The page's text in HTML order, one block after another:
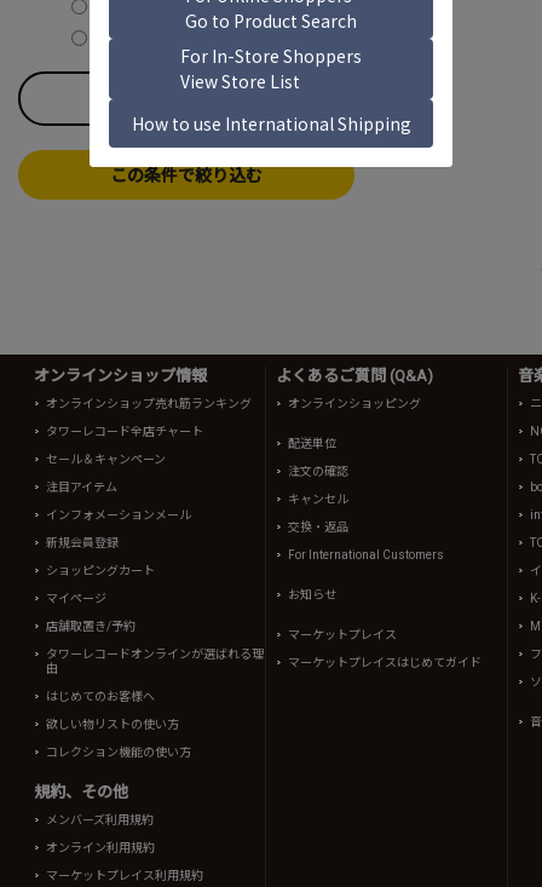
コンピのみ
すべてのチェックを外す
この条件で絞り込む
オンラインショップ情報
オンラインショップ売れ筋ランキング
タワーレコード全店チャート
セール＆キャンペーン
注目アイテム
インフォメーションメール
新規会員登録
ショッピングカート
マイページ
店舗取置き/予約
タワーレコードオンラインが選ばれる理
由
はじめてのお客様へ
欲しい物リストの使い方
コレクション機能の使い方
規約、その他
メンバーズ利用規約
オンライン利用規約
マーケットプレイス利用規約
よくあるご質問 (Q&A)
オンラインショッピング
配送単位
注文の確認
キャンセル
交換・返品
For International Customers
お知らせ
マーケットプレイス
マーケットプレイスはじめてガイド
音